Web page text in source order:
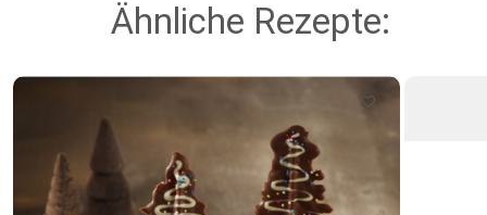
Ähnliche Rezepte: